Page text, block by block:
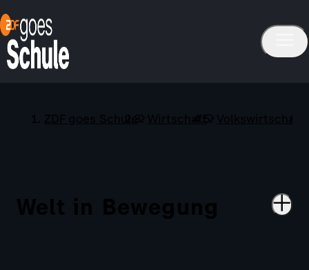
ZDF goes Schule Wirtschaft Volkswirtschaft
Welt in Bewegung